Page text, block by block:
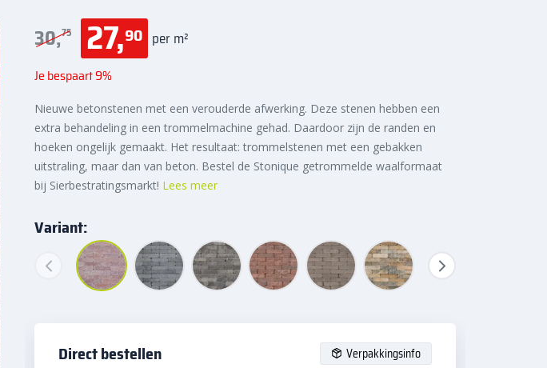
30,75 27,90 per m²
Je bespaart 9%
Nieuwe betonstenen met een verouderde afwerking. Deze stenen hebben een
extra behandeling in een trommelmachine gehad. Daardoor zijn de randen en
hoeken ongelijk gemaakt. Het resultaat: trommelstenen met een gebakken
uitstraling, maar dan van beton. Bestel de Stonique getrommelde waalformaat
bij Sierbestratingsmarkt! Lees meer
Variant:
Direct bestellen Verpakkingsinfo